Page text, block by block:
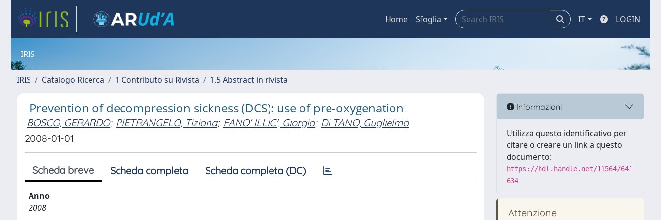
Home Sfoglia IT LOGIN
IRIS
IRIS Catalogo Ricerca 1 Contributo su Rivista 1.5 Abstract in rivista
Prevention of decompression sickness (DCS): use of pre-oxygenation
BOSCO, GERARDO; PIETRANGELO, Tiziana; FANO' ILLIC', Giorgio; DI TANO, Guglielmo
2008-01-01
Scheda breve Scheda completa Scheda completa (DC)
Anno
2008
Informazioni
Utilizza questo identificativo per
citare o creare un link a questo
documento:
https://hdl.handle.net/11564/641
634
Attenzione